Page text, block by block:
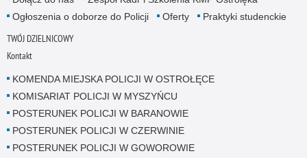
Ogłoszenia o doborze do Policji
Oferty Praktyki studenckie
TWÓJ DZIELNICOWY
Kontakt
KOMENDA MIEJSKA POLICJI W OSTROŁĘCE
KOMISARIAT POLICJI W MYSZYŃCU
POSTERUNEK POLICJI W BARANOWIE
POSTERUNEK POLICJI W CZERWINIE
POSTERUNEK POLICJI W GOWOROWIE